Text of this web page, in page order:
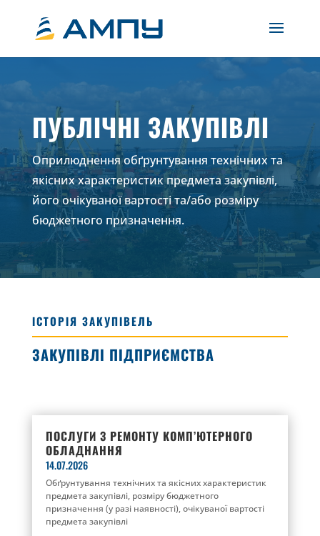
ПУБЛІЧНІ ЗАКУПІВЛІ
Оприлюднення обґрунтування технічних та
якісних характеристик предмета закупівлі,
його очікуваної вартості та/або розміру
бюджетного призначення.
ІСТОРІЯ ЗАКУПІВЕЛЬ
ЗАКУПІВЛІ ПІДПРИЄМСТВА
ПОСЛУГИ З РЕМОНТУ КОМП’ЮТЕРНОГО
ОБЛАДНАННЯ
14.07.2026
Обґрунтування технічних та якісних характеристик
предмета закупівлі, розміру бюджетного
призначення (у разі наявності), очікуваної вартості
предмета закупівлі